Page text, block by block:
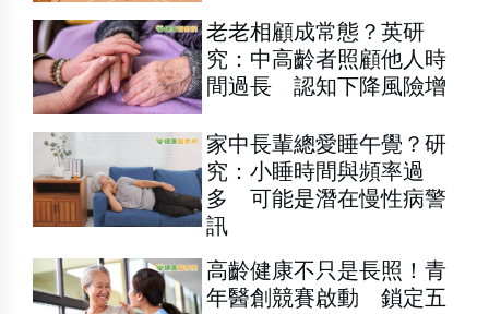
老老相顧成常態？英研
究：中高齡者照顧他人時
間過長 認知下降風險增
家中長輩總愛睡午覺？研
究：小睡時間與頻率過
多 可能是潛在慢性病警
訊
高齡健康不只是長照！青
年醫創競賽啟動 鎖定五